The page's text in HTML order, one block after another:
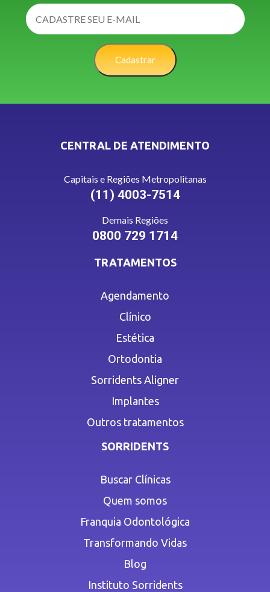
Cadastrar
CENTRAL DE ATENDIMENTO
Capitais e Regiões Metropolitanas
(11) 4003-7514
Demais Regiões
0800 729 1714
TRATAMENTOS
Agendamento
Clínico
Estética
Ortodontia
Sorridents Aligner
Implantes
Outros tratamentos
SORRIDENTS
Buscar Clínicas
Quem somos
Franquia Odontológica
Transformando Vidas
Blog
Instituto Sorridents